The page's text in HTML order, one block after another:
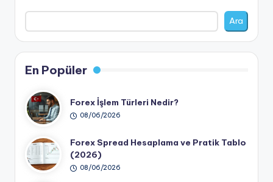
Ara
En Popüler
Forex İşlem Türleri Nedir?
08/06/2026
Forex Spread Hesaplama ve Pratik Tablo
(2026)
08/06/2026